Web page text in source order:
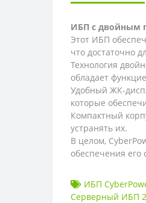
ИБП с двойным
Этот ИБП
что достаточно
Технология
обладает
Удобный ЖК-
которые
Компактный
устранять их.
В целом,
обеспечения его
ИБП
Серверный ИБП